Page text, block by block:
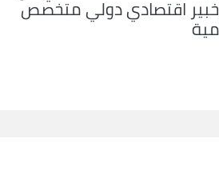
خبير اقتصادي دولي متخصص